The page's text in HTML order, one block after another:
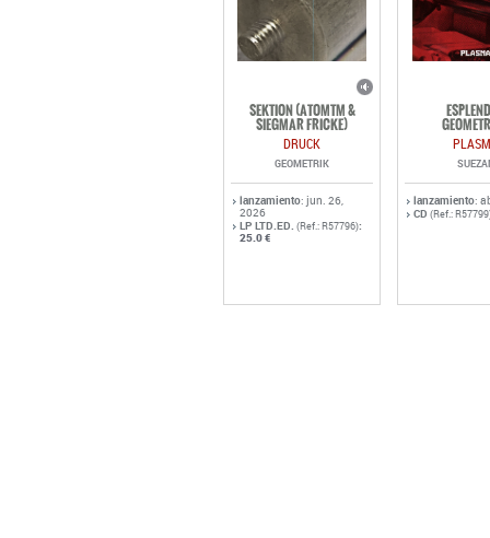
SEKTION (ATOMTM &
SIEGMAR FRICKE)
DRUCK
GEOMETRIK
lanzamiento: jun. 26,
2026
LP LTD.ED. (Ref.: R57796):
25.0 €
lanzamiento:
CD (Ref.: